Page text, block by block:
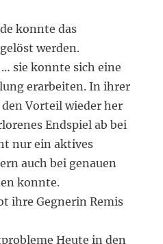
konnte das
werden.
sie konnte sich eine
erarbeiten. In ihrer
Vorteil wieder her
Endspiel ab bei
nur ein aktives
auch bei genauen
konnte.
ihre Gegnerin Remis
Heute in den